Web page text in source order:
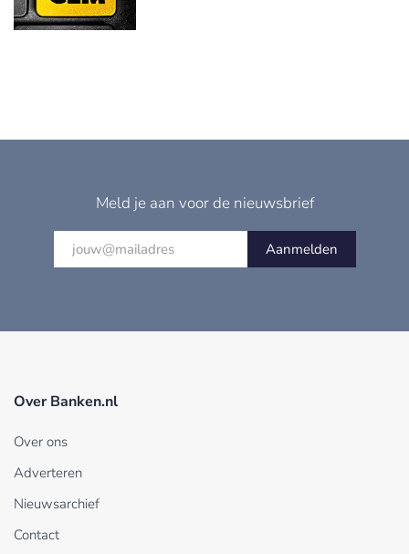
Meld je aan voor de nieuwsbrief
Aanmelden
Over Banken.nl
Over ons
Adverteren
Nieuwsarchief
Contact